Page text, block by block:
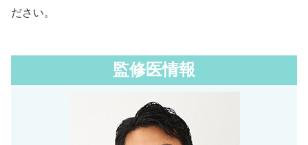
ださい。
監修医情報